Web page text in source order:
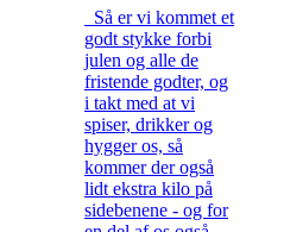
Så er vi kommet et
godt stykke forbi
julen og alle de
fristende godter, og
i takt med at vi
spiser, drikker og
hygger os, så
kommer der også
lidt ekstra kilo på
sidebenene - og for